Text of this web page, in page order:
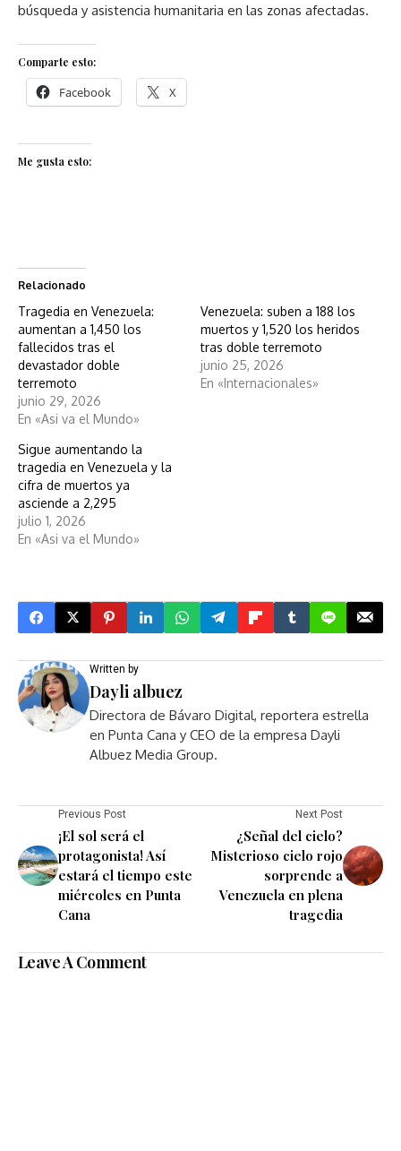
búsqueda y asistencia humanitaria en las zonas afectadas.
Comparte esto:
Facebook X
Me gusta esto:
Relacionado
Tragedia en Venezuela:
aumentan a 1,450 los
fallecidos tras el
devastador doble
terremoto
junio 29, 2026
En «Asi va el Mundo»
Venezuela: suben a 188 los
muertos y 1,520 los heridos
tras doble terremoto
junio 25, 2026
En «Internacionales»
Sigue aumentando la
tragedia en Venezuela y la
cifra de muertos ya
asciende a 2,295
julio 1, 2026
En «Asi va el Mundo»
Written by
Dayli albuez
Directora de Bávaro Digital, reportera estrella
en Punta Cana y CEO de la empresa Dayli
Albuez Media Group.
Previous Post
¡El sol será el
protagonista! Así
estará el tiempo este
miércoles en Punta
Cana
Next Post
¿Señal del cielo?
Misterioso cielo rojo
sorprende a
Venezuela en plena
tragedia
Leave A Comment